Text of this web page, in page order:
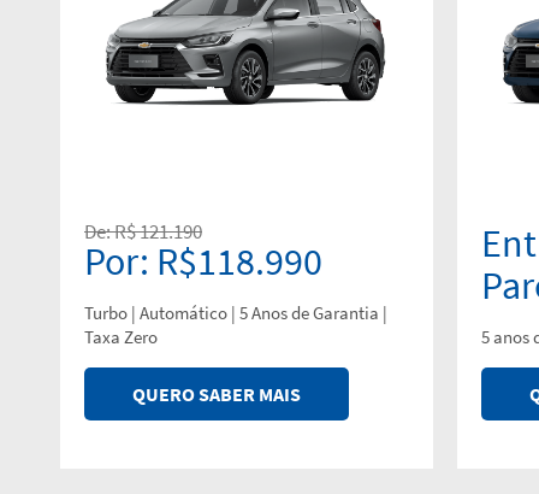
De: R$ 121.190
Por: R$118.990
Turbo | Automático | 5 Anos de Garantia |
Taxa Zero
QUERO SABER MAIS
5 anos